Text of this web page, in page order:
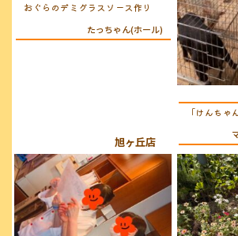
おぐらのデミグラスソース作り
たっちゃん(ホール)
「けんちゃ
旭ヶ丘店